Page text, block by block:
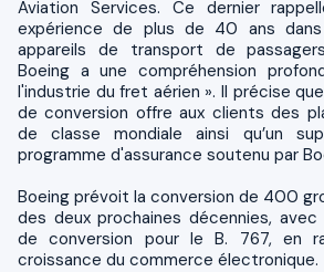
Aviation Services. Ce dernier
expérience de plus de 40 ans
appareils de transport de
Boeing a une compréhension
l'industrie du fret aérien ». Il précise
de conversion offre aux clients des
de classe mondiale ainsi qu’un
programme d'assurance soutenu par
Boeing prévoit la conversion de 400
des deux prochaines décennies,
de conversion pour le B. 767, en
croissance du commerce électronique.